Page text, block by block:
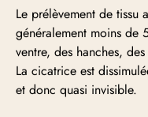
Le prélèvement de tissu
généralement moins de
ventre, des hanches,
La cicatrice est
et donc quasi invisible.